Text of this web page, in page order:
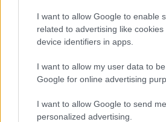
I want to allow Google to enable
related to advertising like
device identifiers in apps.
I want to allow my user data to
Google for online advertising
I want to allow Google to send me
personalized advertising.
Reply
karpat (@karpat)
Αυτά δεν υπηρετούν την ειρήνη.